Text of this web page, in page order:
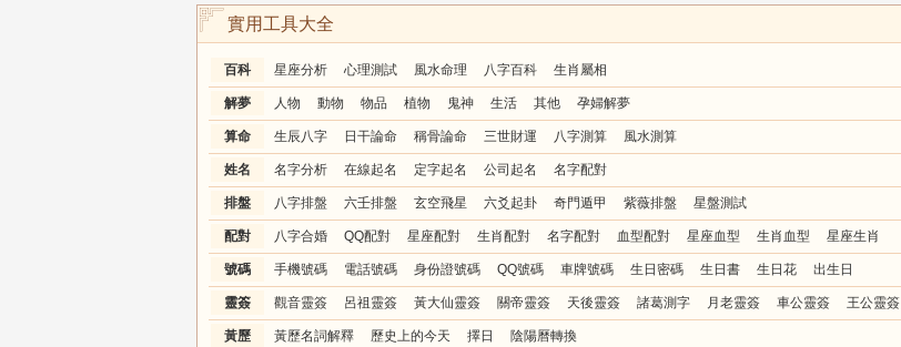
實用工具大全
百科 星座分析 心理測試 風水命理 八字百科 生肖屬相
解夢 人物 動物 物品 植物 鬼神 生活 其他 孕婦解夢
算命 生辰八字 日干論命 稱骨論命 三世財運 八字測算 風水測算
姓名 名字分析 在線起名 定字起名 公司起名 名字配對
排盤 八字排盤 六壬排盤 玄空飛星 六爻起卦 奇門遁甲 紫薇排盤 星盤測試
配對 八字合婚 QQ配對 星座配對 生肖配對 名字配對 血型配對 星座血型 生肖血型 星座生肖
號碼 手機號碼 電話號碼 身份證號碼 QQ號碼 車牌號碼 生日密碼 生日書 生日花 出生日
靈簽 觀音靈簽 呂祖靈簽 黃大仙靈簽 關帝靈簽 天後靈簽 諸葛測字 月老靈簽 車公靈簽 王公靈簽
黃歷 黃歷名詞解釋 歷史上的今天 擇日 陰陽曆轉換